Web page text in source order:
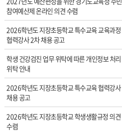
보
를
인
할
수
있
습
니
다.
참여예산제 온라인 의견 수렴
2026학년도 지장초등학교 특수교육 교육과정
협력강사 2차 채용 공고
학생 건강검진 업무 위탁에 따른 개인정보 처리
위탁 안내
2026학년도 지장초등학교 특수교육 협력강사
채용 공고
2026학년도 지장초등학교 학생생활규정 의견
수렴